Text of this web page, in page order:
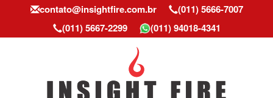
contato@insightfire.com.br
(011) 5666-7007
(011) 5667-2299
(011) 94018-4341